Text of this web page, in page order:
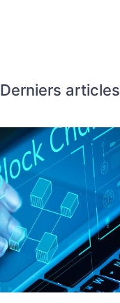
Derniers articles